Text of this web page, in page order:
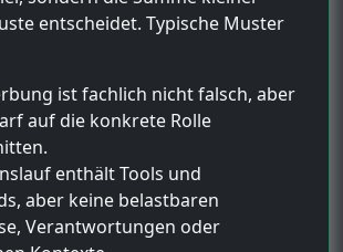
entscheidet. Typische Muster
ist fachlich nicht falsch, aber
auf die konkrete Rolle
enthält Tools und
aber keine belastbaren
Verantwortungen oder